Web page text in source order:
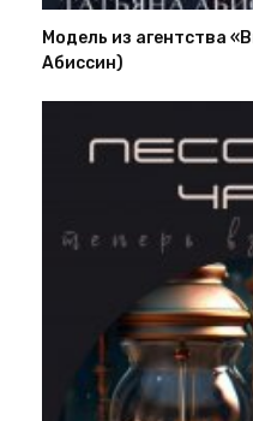
Модель из агентства
Абиссин)